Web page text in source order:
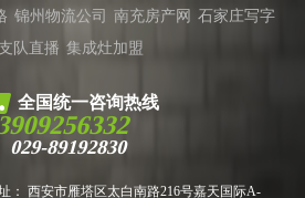
锦州物流公司 南充房产网 石家庄写字
队直播 集成灶加盟
全国统一咨询热线
029-89192830
： 西安市雁塔区太白南路216号嘉天国际A-